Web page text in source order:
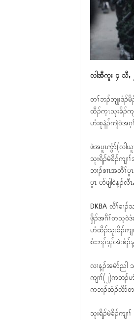
လါအီကူး ၄ သီႇ
တၢ်ဘၣ်ဘျုးဒံၣ်မိ
ထီၣ်က့ၤသုးခိၣ်က
ဟံးစုနဲၣ်ကျဲ၀ဲအ
ဖဲအပူၤကွံာ်(လါယူ
သုးရိၣ်မဲခိၣ်ကျ
ဘၢၣ်စၢၤအတီၢ်
ပူၤ ပာ်ဖျါ၀ဲန့ၣ်လီၤႉ
DKBA လီၢ်ခၢ
ဖှိၣ်အဂီၢ်တသ့၀ဲဒံ
ဟံထီၣ်သုးခိၣ်ကျ
စံးဘၣ်ခ့ၣ်အဲးစံၣ်
လၢန့ၣ်အမဲာ်ညါ
ကျၢၢ်(၂)ကဘ
ကဘၣ်ထံၣ်လိာ်တၢ
သုးရိၣ်မဲခိၣ်ကျ